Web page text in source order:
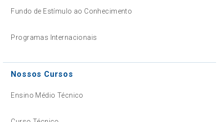
Fundo de Estímulo ao Conhecimento
Programas Internacionais
Nossos Cursos
Ensino Médio Técnico